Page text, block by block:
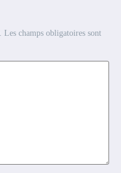
Les champs obligatoires sont